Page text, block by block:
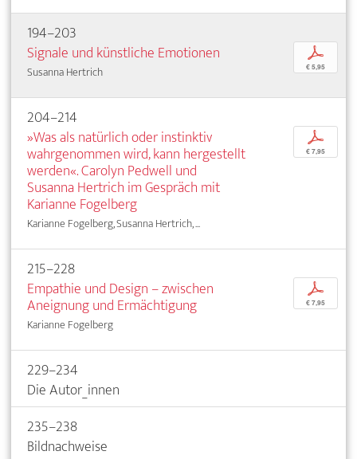
194–203
Signale und künstliche Emotionen
Susanna Hertrich
p
€ 5,95
204–214
»Was als natürlich oder instinktiv
wahrgenommen wird, kann hergestellt
werden«. Carolyn Pedwell und
Susanna Hertrich im Gespräch mit
Karianne Fogelberg
Karianne Fogelberg, Susanna Hertrich, ...
p
€ 7,95
215–228
Empathie und Design – zwischen
Aneignung und Ermächtigung
Karianne Fogelberg
p
€ 7,95
229–234
Die Autor_innen
235–238
Bildnachweise